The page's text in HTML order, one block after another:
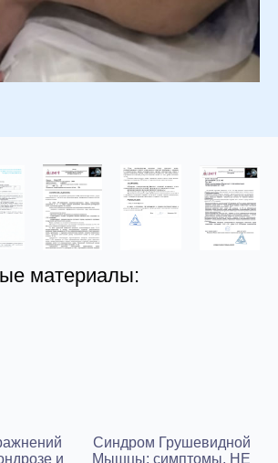
материалы:
и
Синдром Грушевидной
Мышцы: симптомы, НЕ